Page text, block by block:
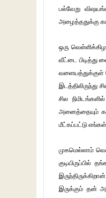
பல்வேறு
அழைத்ததுக்கு
ஒரு
வீட்டை பிடித்து
வளையத்துக்குள்
இடத்திலிருந்து
சில
அனைத்தையும்
மீட்கப்பட்டு
முகமெல்லாம்
இருக்கும் தன்